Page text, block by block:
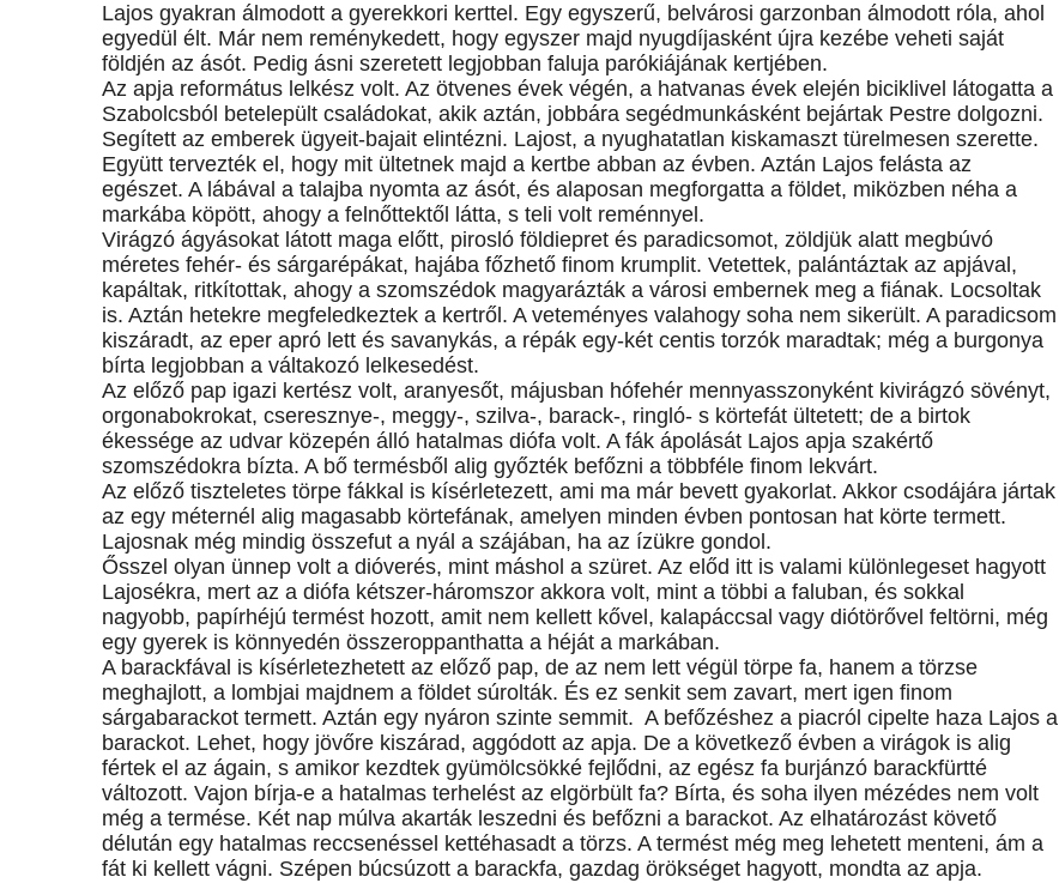
Lajos gyakran álmodott a gyerekkori kerttel. Egy egyszerű, belvárosi garzonban álmodott róla, ahol
egyedül élt. Már nem reménykedett, hogy egyszer majd nyugdíjasként újra kezébe veheti saját
földjén az ásót. Pedig ásni szeretett legjobban faluja parókiájának kertjében.
Az apja református lelkész volt. Az ötvenes évek végén, a hatvanas évek elején biciklivel látogatta a
Szabolcsból betelepült családokat, akik aztán, jobbára segédmunkásként bejártak Pestre dolgozni.
Segített az emberek ügyeit-bajait elintézni. Lajost, a nyughatatlan kiskamaszt türelmesen szerette.
Együtt tervezték el, hogy mit ültetnek majd a kertbe abban az évben. Aztán Lajos felásta az
egészet. A lábával a talajba nyomta az ásót, és alaposan megforgatta a földet, miközben néha a
markába köpött, ahogy a felnőttektől látta, s teli volt reménnyel.
Virágzó ágyásokat látott maga előtt, pirosló földiepret és paradicsomot, zöldjük alatt megbúvó
méretes fehér- és sárgarépákat, hajába főzhető finom krumplit. Vetettek, palántáztak az apjával,
kapáltak, ritkítottak, ahogy a szomszédok magyarázták a városi embernek meg a fiának. Locsoltak
is. Aztán hetekre megfeledkeztek a kertről. A veteményes valahogy soha nem sikerült. A paradicsom
kiszáradt, az eper apró lett és savanykás, a répák egy-két centis torzók maradtak; még a burgonya
bírta legjobban a váltakozó lelkesedést.
Az előző pap igazi kertész volt, aranyesőt, májusban hófehér mennyasszonyként kivirágzó sövényt,
orgonabokrokat, cseresznye-, meggy-, szilva-, barack-, ringló- s körtefát ültetett; de a birtok
ékessége az udvar közepén álló hatalmas diófa volt. A fák ápolását Lajos apja szakértő
szomszédokra bízta. A bő termésből alig győzték befőzni a többféle finom lekvárt.
Az előző tiszteletes törpe fákkal is kísérletezett, ami ma már bevett gyakorlat. Akkor csodájára jártak
az egy méternél alig magasabb körtefának, amelyen minden évben pontosan hat körte termett.
Lajosnak még mindig összefut a nyál a szájában, ha az ízükre gondol.
Ősszel olyan ünnep volt a dióverés, mint máshol a szüret. Az előd itt is valami különlegeset hagyott
Lajosékra, mert az a diófa kétszer-háromszor akkora volt, mint a többi a faluban, és sokkal
nagyobb, papírhéjú termést hozott, amit nem kellett kővel, kalapáccsal vagy diótörővel feltörni, még
egy gyerek is könnyedén összeroppanthatta a héját a markában.
A barackfával is kísérletezhetett az előző pap, de az nem lett végül törpe fa, hanem a törzse
meghajlott, a lombjai majdnem a földet súrolták. És ez senkit sem zavart, mert igen finom
sárgabarackot termett. Aztán egy nyáron szinte semmit. A befőzéshez a piacról cipelte haza Lajos a
barackot. Lehet, hogy jövőre kiszárad, aggódott az apja. De a következő évben a virágok is alig
fértek el az ágain, s amikor kezdtek gyümölcsökké fejlődni, az egész fa burjánzó barackfürtté
változott. Vajon bírja-e a hatalmas terhelést az elgörbült fa? Bírta, és soha ilyen mézédes nem volt
még a termése. Két nap múlva akarták leszedni és befőzni a barackot. Az elhatározást követő
délután egy hatalmas reccsenéssel kettéhasadt a törzs. A termést még meg lehetett menteni, ám a
fát ki kellett vágni. Szépen búcsúzott a barackfa, gazdag örökséget hagyott, mondta az apja.